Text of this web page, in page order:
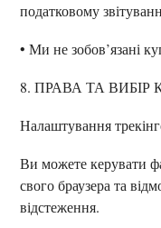
податковому
• Ми не зобов’язані
8. ПРАВА ТА ВИБІР
Налаштування
Ви можете керувати
свого браузера та
відстеження.